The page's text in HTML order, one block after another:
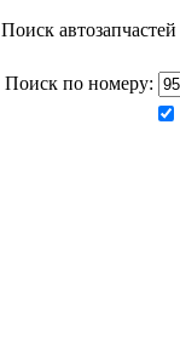
Поиск
Поиск по номеру: